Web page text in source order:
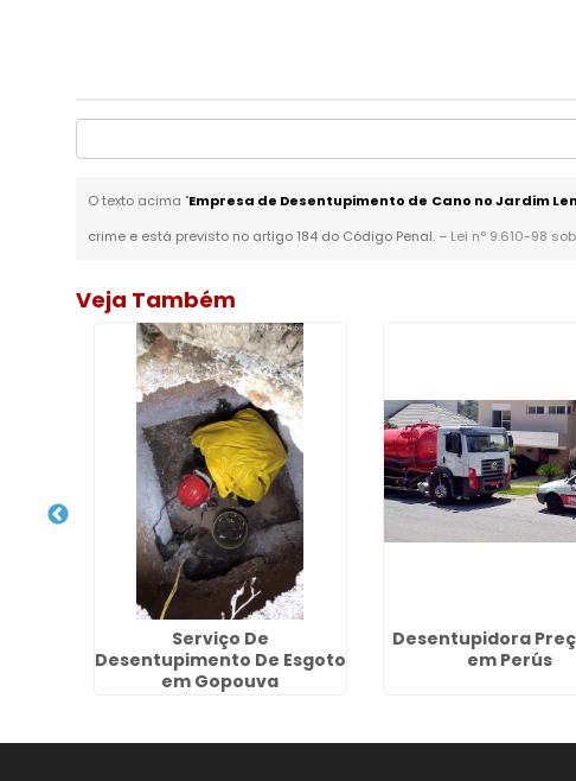
O texto acima "Empresa de Desentupimento de Cano no Jardim
crime e está previsto no artigo 184 do Código Penal. – Lei n° 9.610-98
Veja Também
Serviço De
Desentupimento De Esgoto
em Gopouva
Desentupidora
em Perús